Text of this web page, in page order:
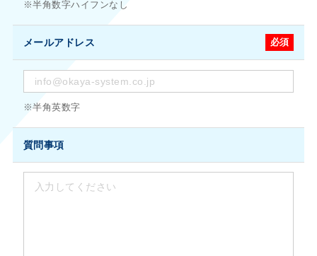
※半角数字ハイフンなし
メールアドレス 必須
※半角英数字
質問事項